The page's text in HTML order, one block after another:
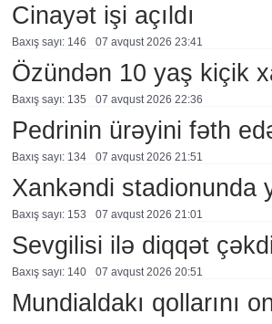
Cinayət işi açıldı
Baxış sayı: 146 07 avqust 2026 23:41
Özündən 10 yaş kiçik
Baxış sayı: 135 07 avqust 2026 22:36
Pedrinin ürəyini fəth
Baxış sayı: 134 07 avqust 2026 21:51
Xankəndi stadionunda
Baxış sayı: 153 07 avqust 2026 21:01
Sevgilisi ilə diqqət
Baxış sayı: 140 07 avqust 2026 20:51
Mundialdakı qollarını